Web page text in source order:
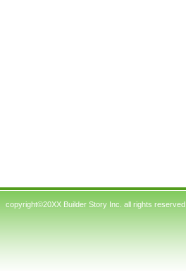
copyright©20XX Builder Story Inc. all rights reserved.